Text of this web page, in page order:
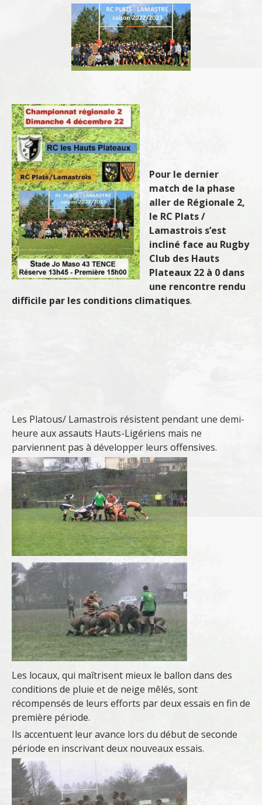
Pour le dernier
match de la phase
aller de Régionale 2,
le RC Plats /
Lamastrois s’est
incliné face au Rugby
Club des Hauts
Plateaux 22 à 0 dans
une rencontre rendu
difficile par les conditions climatiques.
Les Platous/ Lamastrois résistent pendant une demi-
heure aux assauts Hauts-Ligériens mais ne
parviennent pas à développer leurs offensives.
Les locaux, qui maîtrisent mieux le ballon dans des
conditions de pluie et de neige mêlés, sont
récompensés de leurs efforts par deux essais en fin de
première période.
Ils accentuent leur avance lors du début de seconde
période en inscrivant deux nouveaux essais.